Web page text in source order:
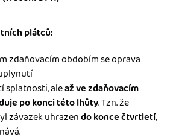
plátců:
zdaňovacím obdobím se oprava
splatnosti, aleaž ve zdaňovacím
po konci této lhůty. Tzn. že
závazek uhrazendo konce čtvrtletí,